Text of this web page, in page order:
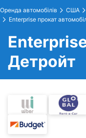
Оренда автомобілів США
Enterprise прокат
Детройт